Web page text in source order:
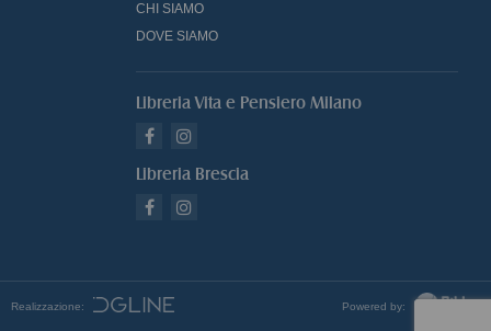
CHI SIAMO
DOVE SIAMO
Libreria Vita e Pensiero Milano
Libreria Brescia
Realizzazione: Powered by: